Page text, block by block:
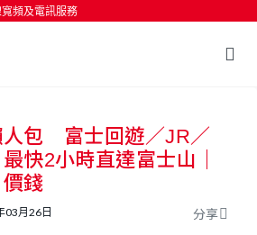
頻及電訊服務
按輸入鍵開始搜尋
人包 富士回遊／JR／
快2小時直達富士山｜
錢
03月26日 分享